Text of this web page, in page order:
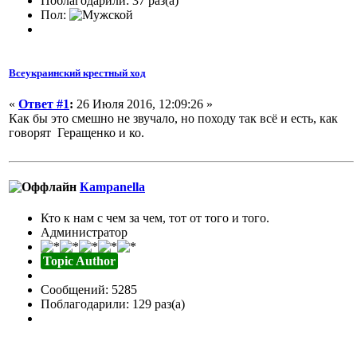
Пол:
Всеукраинский крестный ход
« Ответ #1: 26 Июля 2016, 12:09:26 »
Как бы это смешно не звучало, но походу так всё и есть, как
говорят Геращенко и ко.
Кampanella
Кто к нам с чем за чем, тот от того и того.
Администратор
Topic Author
Сообщений: 5285
Поблагодарили: 129 раз(а)